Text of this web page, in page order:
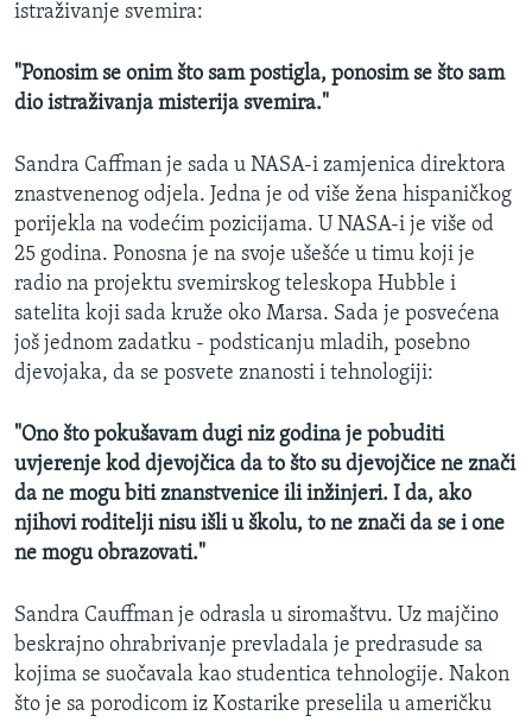
istraživanje svemira:
"Ponosim se onim što sam postigla, ponosim se što sam
dio istraživanja misterija svemira."
Sandra Caffman je sada u NASA-i zamjenica direktora
znastvenenog odjela. Jedna je od više žena hispaničkog
porijekla na vodećim pozicijama. U NASA-i je više od
25 godina. Ponosna je na svoje ušešće u timu koji je
radio na projektu svemirskog teleskopa Hubble i
satelita koji sada kruže oko Marsa. Sada je posvećena
još jednom zadatku - podsticanju mladih, posebno
djevojaka, da se posvete znanosti i tehnologiji:
"Ono što pokušavam dugi niz godina je pobuditi
uvjerenje kod djevojčica da to što su djevojčice ne znači
da ne mogu biti znanstvenice ili inžinjeri. I da, ako
njihovi roditelji nisu išli u školu, to ne znači da se i one
ne mogu obrazovati."
Sandra Cauffman je odrasla u siromaštvu. Uz majčino
beskrajno ohrabrivanje prevladala je predrasude sa
kojima se suočavala kao studentica tehnologije. Nakon
što je sa porodicom iz Kostarike preselila u američku